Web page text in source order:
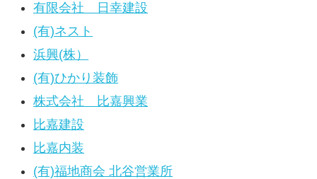
有限会社 日幸建設
(有)ネスト
浜興(株）
(有)ひかり装飾
株式会社 比嘉興業
比嘉建設
比嘉内装
(有)福地商会 北谷営業所